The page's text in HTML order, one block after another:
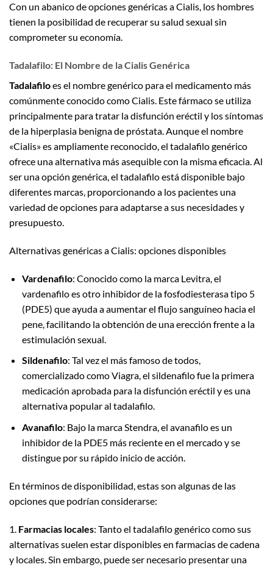
Con un abanico de opciones genéricas a Cialis, los hombres
tienen la posibilidad de recuperar su salud sexual sin
comprometer su economía.
Tadalafilo: El Nombre de la Cialis Genérica
Tadalafiloes el nombre genérico para el medicamento más
comúnmente conocido como Cialis. Este fármaco se utiliza
principalmente para tratar la disfunción eréctil y los síntomas
de la hiperplasia benigna de próstata. Aunque el nombre
«Cialis» es ampliamente reconocido, el tadalafilo genérico
ofrece una alternativa más asequible con la misma eficacia. Al
ser una opción genérica, el tadalafilo está disponible bajo
diferentes marcas, proporcionando a los pacientes una
variedad de opciones para adaptarse a sus necesidades y
presupuesto.
Alternativas genéricas a Cialis: opciones disponibles
Vardenafilo: Conocido como la marca Levitra, el
vardenafilo es otro inhibidor de la fosfodiesterasa tipo 5
(PDE5) que ayuda a aumentar el flujo sanguíneo hacia el
pene, facilitando la obtención de una erección frente a la
estimulación sexual.
Sildenafilo: Tal vez el más famoso de todos,
comercializado como Viagra, el sildenafilo fue la primera
medicación aprobada para la disfunción eréctil y es una
alternativa popular al tadalafilo.
Avanafilo: Bajo la marca Stendra, el avanafilo es un
inhibidor de la PDE5 más reciente en el mercado y se
distingue por su rápido inicio de acción.
En términos de disponibilidad, estas son algunas de las
opciones que podrían considerarse:
1. Farmacias locales: Tanto el tadalafilo genérico como sus
alternativas suelen estar disponibles en farmacias de cadena
y locales. Sin embargo, puede ser necesario presentar una